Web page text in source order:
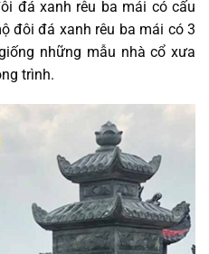
đá xanh rêu ba mái có cấu
đôi đá xanh rêu ba mái có 3
những mẫu nhà cổ xưa
trình.